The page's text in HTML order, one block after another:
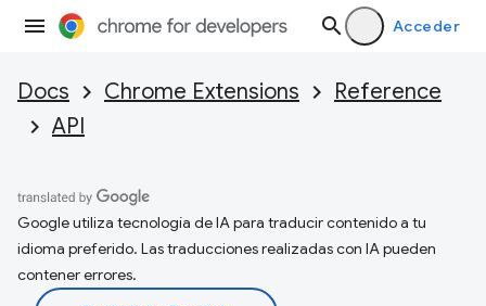
Acceder
Docs Chrome Extensions
Reference
API
Google utiliza tecnología de IA para traducir contenido a tu
idioma preferido. Las traducciones realizadas con IA pueden
contener errores.